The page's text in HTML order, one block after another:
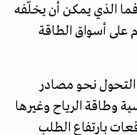
الذي يمكن أن يخلّفه
على أسواق الطاقة
التحول نحو مصادر
وطاقة الرياح وغيرها
بارتفاع الطلب